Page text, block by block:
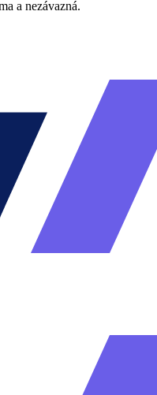
a nezávazná.